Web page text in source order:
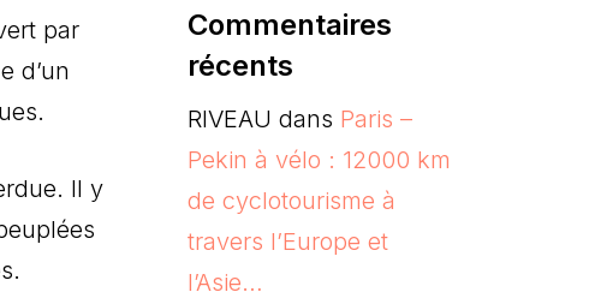
par
d’un
Il y
Commentaires
récents
RIVEAU dans Paris –
Pekin à vélo : 12000 km
de cyclotourisme à
travers l’Europe et
l’Asie…